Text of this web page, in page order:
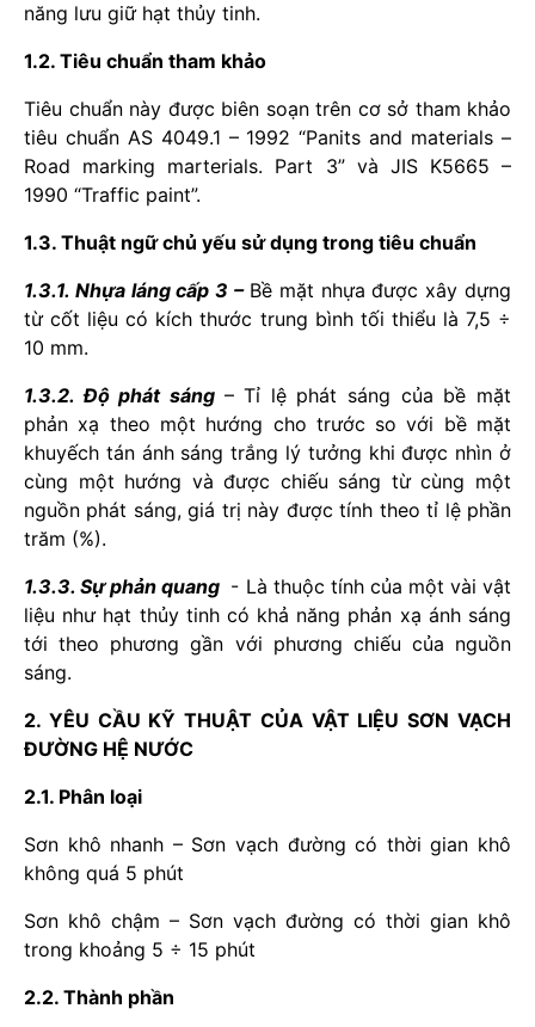
năng lưu giữ hạt thủy tinh.
1.2. Tiêu chuẩn tham khảo
Tiêu chuẩn này được biên soạn trên cơ sở tham khảo
tiêu chuẩn AS 4049.1 – 1992 “Panits and materials –
Road marking marterials. Part 3” và JIS K5665 –
1990 “Traffic paint”.
1.3. Thuật ngữ chủ yếu sử dụng trong tiêu chuẩn
1.3.1. Nhựa láng cấp 3 – Bề mặt nhựa được xây dựng
từ cốt liệu có kích thước trung bình tối thiểu là 7,5 ÷
10 mm.
1.3.2. Độ phát sáng – Tỉ lệ phát sáng của bề mặt
phản xạ theo một hướng cho trước so với bề mặt
khuyếch tán ánh sáng trắng lý tưởng khi được nhìn ở
cùng một hướng và được chiếu sáng từ cùng một
nguồn phát sáng, giá trị này được tính theo tỉ lệ phần
trăm (%).
1.3.3. Sự phản quang - Là thuộc tính của một vài vật
liệu như hạt thủy tinh có khả năng phản xạ ánh sáng
tới theo phương gần với phương chiếu của nguồn
sáng.
2. YÊU CẦU KỸ THUẬT CỦA VẬT LIỆU SƠN VẠCH
ĐƯỜNG HỆ NƯỚC
2.1. Phân loại
Sơn khô nhanh – Sơn vạch đường có thời gian khô
không quá 5 phút
Sơn khô chậm – Sơn vạch đường có thời gian khô
trong khoảng 5 ÷ 15 phút
2.2. Thành phần